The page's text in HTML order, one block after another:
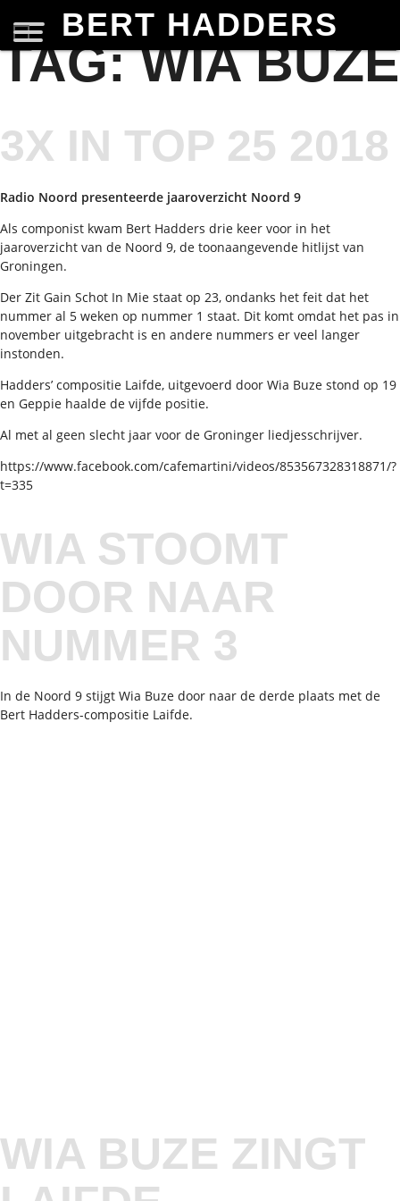
BERT HADDERS
TAG:WIA BUZE
3X IN TOP 25 2018
Radio Noord presenteerde jaaroverzicht Noord 9
Als componist kwam Bert Hadders drie keer voor in het
jaaroverzicht van de Noord 9, de toonaangevende hitlijst van
Groningen.
Der Zit Gain Schot In Mie staat op 23, ondanks het feit dat het
nummer al 5 weken op nummer 1 staat. Dit komt omdat het pas in
november uitgebracht is en andere nummers er veel langer
instonden.
Hadders’ compositie Laifde, uitgevoerd door Wia Buze stond op 19
en Geppie haalde de vijfde positie.
Al met al geen slecht jaar voor de Groninger liedjesschrijver.
https://www.facebook.com/cafemartini/videos/853567328318871/?
t=335
WIA STOOMT
DOOR NAAR
NUMMER 3
In de Noord 9 stijgt Wia Buze door naar de derde plaats met de
Bert Hadders-compositie Laifde.
WIA BUZE ZINGT